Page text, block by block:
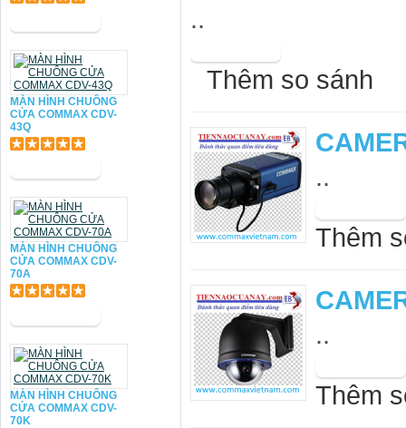
MÀN HÌNH CHUÔNG
CỬA COMMAX CDV-
43Q
MÀN HÌNH CHUÔNG
CỬA COMMAX CDV-
70A
MÀN HÌNH CHUÔNG
CỬA COMMAX CDV-
70K
..
Thêm so sánh
..
Thêm
..
Thêm